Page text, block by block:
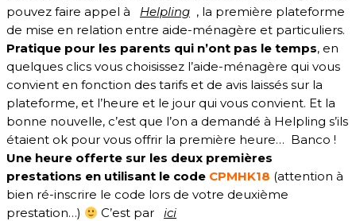
pouvez faire appel à
Helpling , la première plateforme
de mise en relation entre aide-ménagère et particuliers.
Pratique pour les parents qui n’ont pas le temps, en
quelques clics vous choisissez l’aide-ménagère qui vous
convient en fonction des tarifs et de avis laissés sur la
plateforme, et l’heure et le jour qui vous convient. Et la
bonne nouvelle, c’est que l’on a demandé à Helpling s’ils
étaient ok pour vous offrir la première heure… Banco !
Une heure offerte sur les deux premières
prestations en utilisant le code CPMHK18 (attention à
bien ré-inscrire le code lors de votre deuxième
prestation…)
C’est par ici